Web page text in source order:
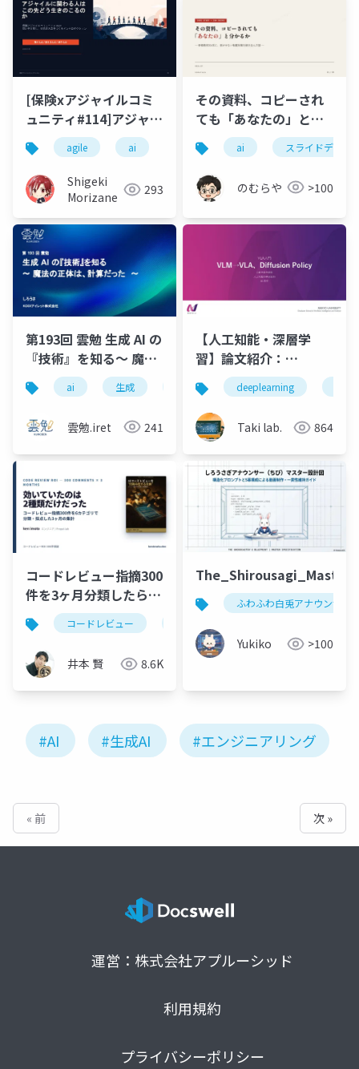
[保険xアジャイルコミ
ュニティ#114]アジャイ
ルに関わる人は この先
どう生きのこるのか
agile ai
Shigeki
Morizane
293
その資料、コピーされ
ても「あなたの」と分
かるか — 教材204本に
転載対策を焼き込んだ
話
ai スライドデザイ
のむらや >100
第193回 雲勉 生成 AI の
『技術』を知る〜 魔法
の正体は、計算だった
〜
ai 生成 生成ai とは 仕組み
雲勉.iret 241
【人工知能・深層学
習】論文紹介：
VLA(Vision-
Language-Action)モ
デルについてのまとめ
【SayCAN, RT-1, RT-
2, OpneVLA, Diffusion
Policy, π0】
deeplearning
Taki lab. 864
コードレビュー指摘300
件を3ヶ月分類したら効
いていたのは2種類だけ
だった ─ Bug/Spec死
守・残り4種類はPRか
ら外す
コードレビュー
井本 賢 8.6K
ふわふわ白兎アナウンサー
Yukiko >100
#AI #生成AI #エンジニアリング
« 前 次 »
運営：株式会社アプルーシッド
利用規約
プライバシーポリシー